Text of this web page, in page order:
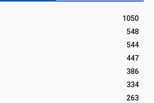
1050
548
544
447
386
334
263